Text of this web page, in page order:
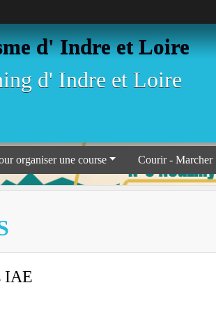
d' Indre et Loire
d' Indre et Loire
organiser une course Courir - Marcher
IAE